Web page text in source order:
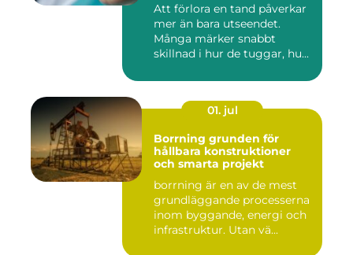
Att förlora en tand påverkar
mer än bara utseendet.
Många märker snabbt
skillnad i hur de tuggar, hu...
01. jul
Borrning grunden för
hållbara konstruktioner
och smarta projekt
borrning är en av de mest
grundläggande processerna
inom byggande, energi och
infrastruktur. Utan vä...